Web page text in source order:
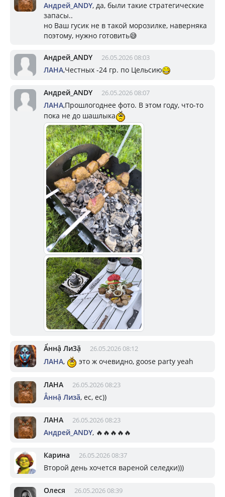
Андрей_ANDY, да, были такие стратегические
запасы..
но Ваш гусик не в такой морозилке, наверняка
поэтому, нужно готовить😅
Андрей_ANDY 26.05.2026 08:03
ЛАНА,Честных -24 гр. по Цельсию
Андрей_ANDY 26.05.2026 08:07
ЛАНА,Прошлогоднее фото. В этом году, что-то
пока не до шашлыка
Ẩннậ Ли3ặ 26.05.2026 08:12
ЛАНА, это ж очевидно, goose party yeah
ЛАНА 26.05.2026 08:23
Ẳннậ Лизã, ес, ес))
ЛАНА 26.05.2026 08:23
Андрей_ANDY, 🔥🔥🔥🔥🔥
Карина 26.05.2026 08:37
Второй день хочется вареной селедки)))
Олеся 26.05.2026 08:39